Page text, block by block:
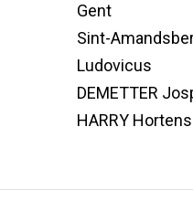
Gent
Sint-
Ludovicus
DEMETTER
HARRY